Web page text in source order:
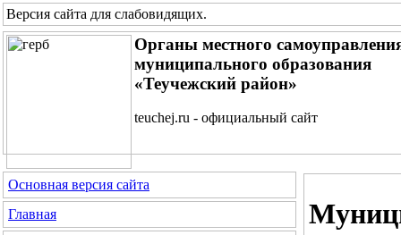
Версия сайта для слабовидящих.
Органы местного
муниципального образования
«Теучежский район»
teuchej.ru - официальный сайт
Основная версия сайта
Главная